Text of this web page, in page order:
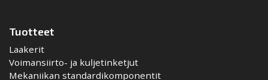
Tuotteet
Laakerit
Voimansiirto- ja kuljetinketjut
Mekaniikan standardikomponentit